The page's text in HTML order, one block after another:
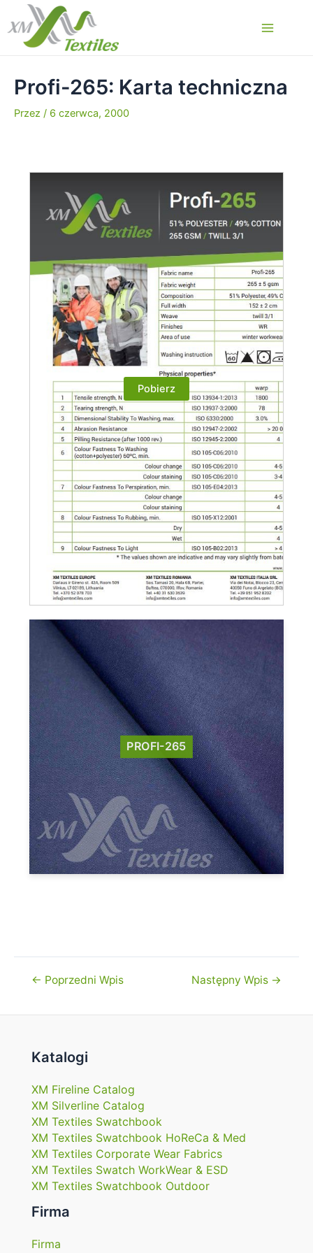
Przejdź
do
treści
Profi-265: Karta techniczna
Przez / 6 czerwca, 2000
Pobierz
PROFI-265
Nawigacja
← Poprzedni Wpis Następny Wpis →
Katalogi
XM Fireline Catalog
XM Silverline Catalog
XM Textiles Swatchbook
XM Textiles Swatchbook HoReCa & Med
XM Textiles Corporate Wear Fabrics
XM Textiles Swatch WorkWear & ESD
XM Textiles Swatchbook Outdoor
Firma
Firma